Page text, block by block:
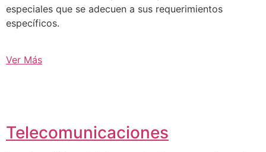
especiales que se adecuen a sus requerimientos
específicos.
Ver Más
Telecomunicaciones